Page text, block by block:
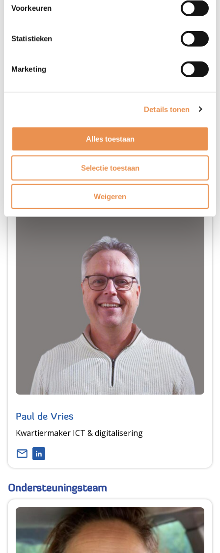
Voorkeuren
Statistieken
Marketing
Details tonen
Alles toestaan
Selectie toestaan
Weigeren
Kwartiermaker Data, Onderzoek en Kennis
Paul de Vries
Kwartiermaker ICT & digitalisering
Ondersteuningsteam